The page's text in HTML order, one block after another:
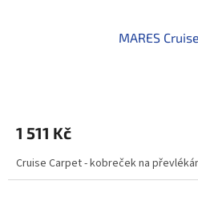
MARES
1 511 Kč
Cruise Carpet - kobreček na